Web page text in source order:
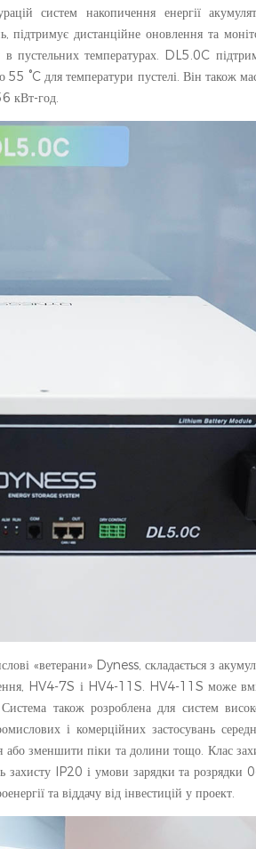
систем накопичення енергії
підтримує дистанційне оновлення та
температурах. DL5.0C
°C для температури пустелі. Він також
кВт-год.
«ветерани» Dyness, складається з
HV4-7S і HV4-11S. HV4-11S може
також розроблена для систем
і комерційних застосувань
або зменшити піки та долини тощо. Клас
IP20 і умови зарядки та розрядки
та віддачу від інвестицій у проект.